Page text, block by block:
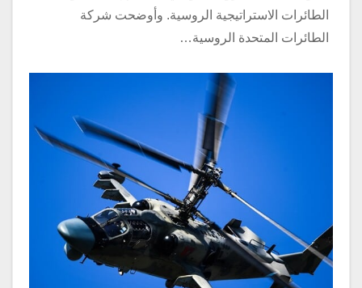
الطائرات الاستراتيجية الروسية. وأوضحت شركة
الطائرات المتحدة الروسية…